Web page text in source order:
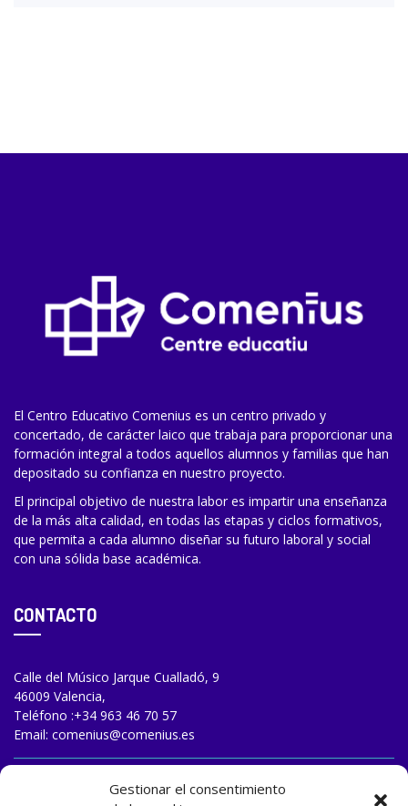
Gestionar el consentimiento
El Centro Educativo Comenius es un centro privado y
concertado, de carácter laico que trabaja para proporcionar una
formación integral a todos aquellos alumnos y familias que han
depositado su confianza en nuestro proyecto.
El principal objetivo de nuestra labor es impartir una enseñanza
de la más alta calidad, en todas las etapas y ciclos formativos,
que permita a cada alumno diseñar su futuro laboral y social
con una sólida base académica.
CONTACTO
Calle del Músico Jarque Cualladó, 9
46009 Valencia,
Teléfono :+34 963 46 70 57
Email: comenius@comenius.es